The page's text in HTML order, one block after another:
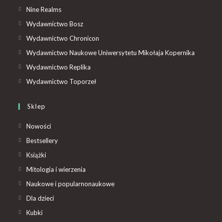
Nine Realms
Wydawnictwo Bosz
Wydawnictwo Chronicon
Wydawnictwo Naukowe Uniwersytetu Mikołaja Kopernika
Wydawnictwo Replika
Wydawnictwo Toporzeł
Sklep
Nowości
Bestsellery
Książki
Mitologia i wierzenia
Naukowe i popularnonaukowe
Dla dzieci
Kubki